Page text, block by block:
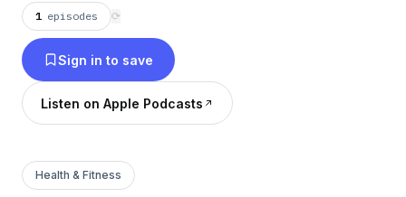
objetiva para que o leitor entenda da melhor
forma. Gostou? Entre em nosso blog
1 episodes ⟳
Sign in to save
Listen on Apple Podcasts
Health & Fitness